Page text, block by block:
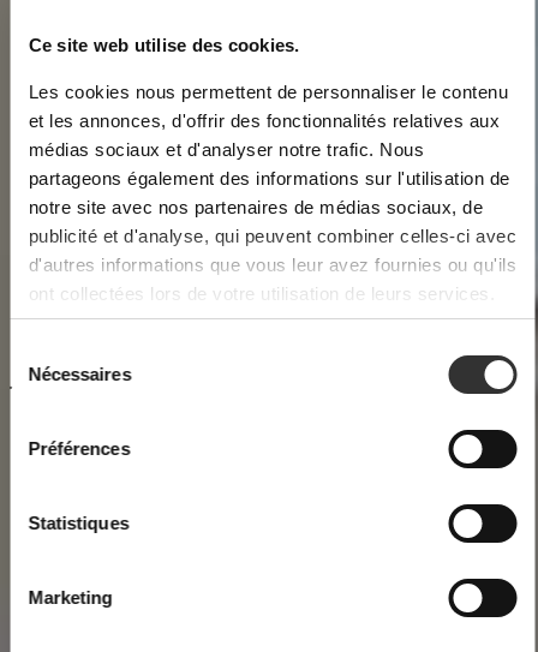
Ce site web utilise des cookies.
Les cookies nous permettent de personnaliser le contenu
et les annonces, d'offrir des fonctionnalités relatives aux
médias sociaux et d'analyser notre trafic. Nous
partageons également des informations sur l'utilisation de
notre site avec nos partenaires de médias sociaux, de
publicité et d'analyse, qui peuvent combiner celles-ci avec
d'autres informations que vous leur avez fournies ou qu'ils
ont collectées lors de votre utilisation de leurs services.
Nécessaires
Préférences
Statistiques
Marketing